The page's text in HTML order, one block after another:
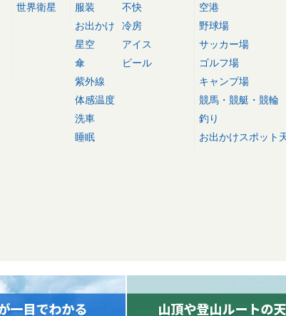
世界衛星
服装
お出かけ
星空
傘
紫外線
体感温度
洗車
睡眠
不快
冷房
アイス
ビール
空港
野球場
サッカー場
ゴルフ場
キャンプ場
競馬・競艇・競輪
釣り
お出かけスポット